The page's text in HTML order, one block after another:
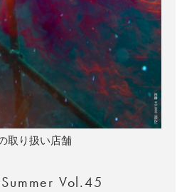
取り扱い店舗
Vol.45